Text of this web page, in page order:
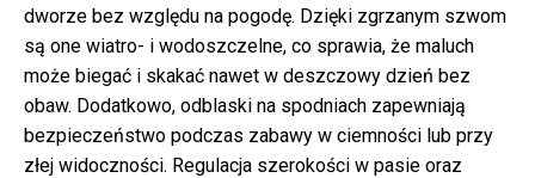
dworze bez względu na pogodę. Dzięki zgrzanym szwom
są one wiatro- i wodoszczelne, co sprawia, że maluch
może biegać i skakać nawet w deszczowy dzień bez
obaw. Dodatkowo, odblaski na spodniach zapewniają
bezpieczeństwo podczas zabawy w ciemności lub przy
złej widoczności. Regulacja szerokości w pasie oraz